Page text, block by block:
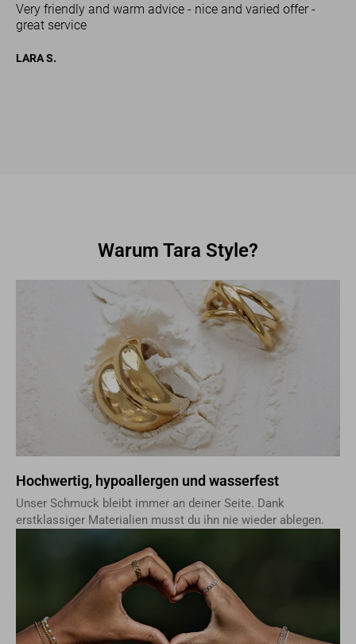
Very friendly and warm advice - nice and varied offer -
great service
LARA S.
Warum Tara Style?
Hochwertig, hypoallergen und wasserfest
Unser Schmuck bleibt immer an deiner Seite. Dank
erstklassiger Materialien musst du ihn nie wieder ablegen.